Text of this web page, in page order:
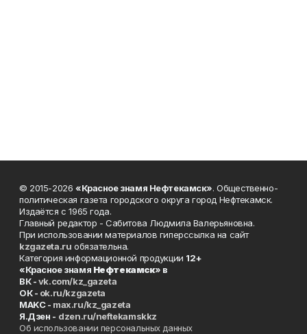
© 2015-2026 «Красное знамя Нефтекамск». Общественно-
политическая газета городского округа город Нефтекамск.
Издаётся с 1965 года.
Главный редактор - Сабитова Людмила Валерьяновна.
При использовании материалов гиперссылка на сайт
kzgazeta.ru обязательна.
Категория информационной продукции 12+
«Красное знамя Нефтекамск» в
ВК -vk.com/kz_gazeta
ОК - ok.ru/kzgazeta
MAKC - max.ru/kz_gazeta
Я.Дзен - dzen.ru/neftekamskkz
Об использовании персональных данных